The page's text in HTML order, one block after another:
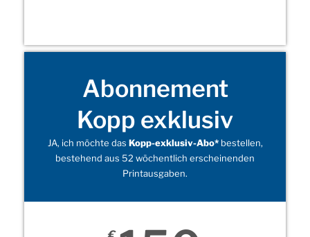
Abonnement
Kopp exklusiv
JA, ich möchte das Kopp-exklusiv-Abo*bestellen,
bestehend aus 52 wöchentlich erscheinenden
Printausgaben.